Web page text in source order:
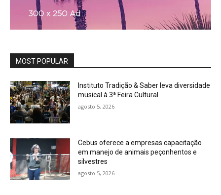
MOST POPULAR
Instituto Tradição & Saber leva diversidade
musical à 3ª Feira Cultural
agosto 5, 2026
Cebus oferece a empresas capacitação
em manejo de animais peçonhentos e
silvestres
agosto 5, 2026